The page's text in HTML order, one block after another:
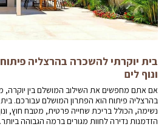
ונוף לים
אם אתם מחפשים את השילוב המושלם בין יוקרה,
בהרצליה פיתוח הוא הפתרון המושלם עבורכם. בית
נשימה, הכולל בריכת שחייה פרטית, מטבח חוץ,
הזדמנות נדירה לחוות מגורים ברמה הגבוהה ביותר.